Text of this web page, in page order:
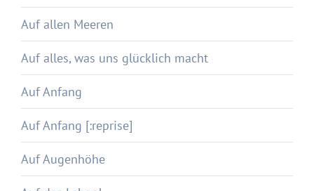
Auf allen Meeren
Auf alles, was uns glücklich macht
Auf Anfang
Auf Anfang [:reprise]
Auf Augenhöhe